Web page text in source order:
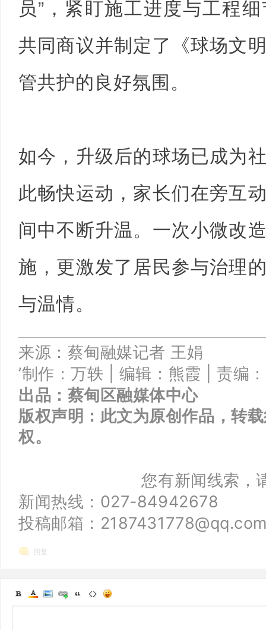
员”，紧盯施工进度与工程
共同商议并制定了《球场文
管共护的良好氛围。
如今，升级后的球场已成为
此畅快运动，家长们在旁互
间中不断升温。一次小微改
施，更激发了居民参与治理
与温情。
来源：蔡甸融媒记者 王娟
’制作：万轶 | 编辑：熊霞 |责编
出品： 蔡甸区融媒体中心
版权声明：此文为原创作品，转
权。
您有新闻线索，
新闻热线：027-84942678
投稿邮箱：
回复